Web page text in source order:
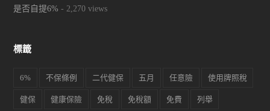
是否自提6% - 2,270 views
標籤
6% 不保條例 二代健保 五月 任意險 使用牌照稅
健保 健康保險 免稅 免稅額 免費 列舉